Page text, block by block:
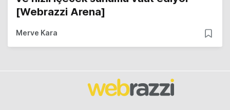
[Webrazzi Arena]
Merve Kara